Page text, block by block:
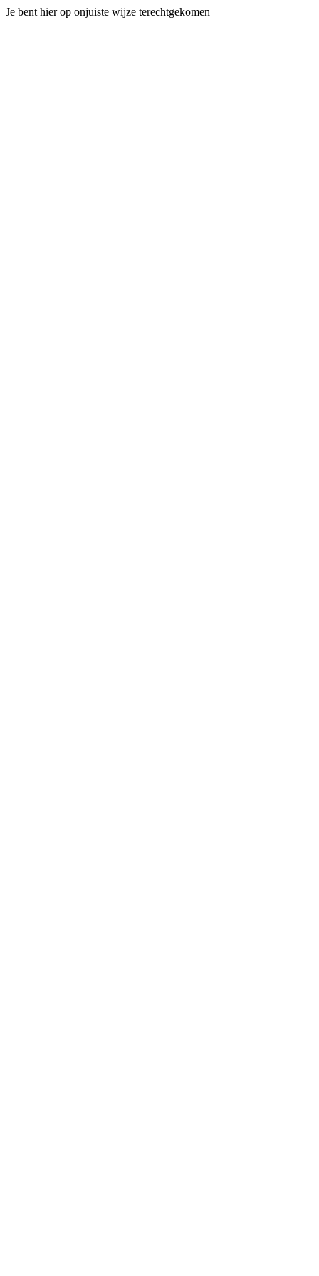
Je bent hier op onjuiste wijze terechtgekomen